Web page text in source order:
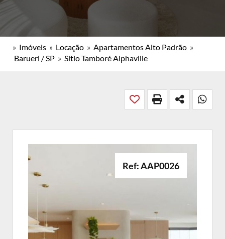
» Imóveis » Locação » Apartamentos Alto Padrão »
Barueri / SP » Sítio Tamboré Alphaville
Ref: AAP0026